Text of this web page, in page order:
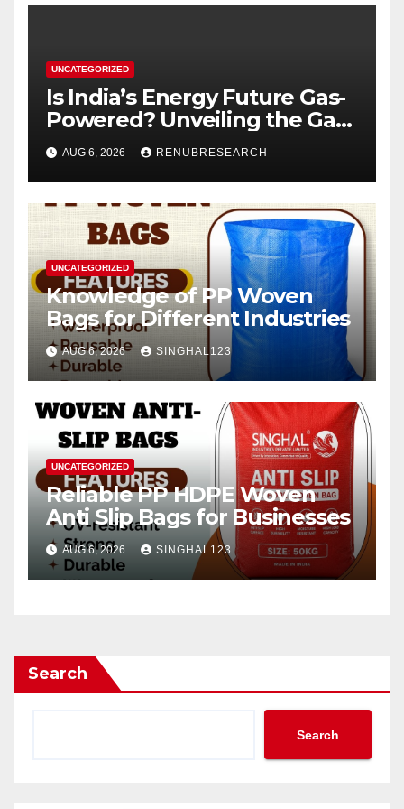
UNCATEGORIZED
Is India’s Energy Future Gas-
Powered? Unveiling the Gas
Genset Market Forecast
2026–2034
AUG 6, 2026 RENUBRESEARCH
UNCATEGORIZED
Knowledge of PP Woven
Bags for Different Industries
AUG 6, 2026 SINGHAL123
UNCATEGORIZED
Reliable PP HDPE Woven
Anti Slip Bags for Businesses
AUG 6, 2026 SINGHAL123
Search
Search